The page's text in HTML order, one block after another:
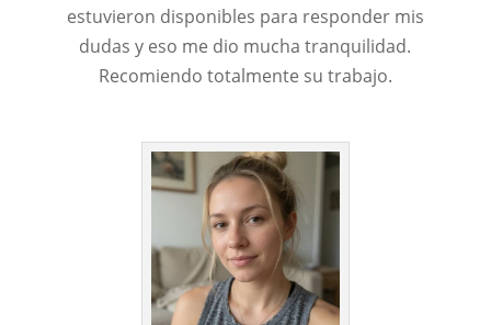
estuvieron disponibles para responder mis
dudas y eso me dio mucha tranquilidad.
Recomiendo totalmente su trabajo.